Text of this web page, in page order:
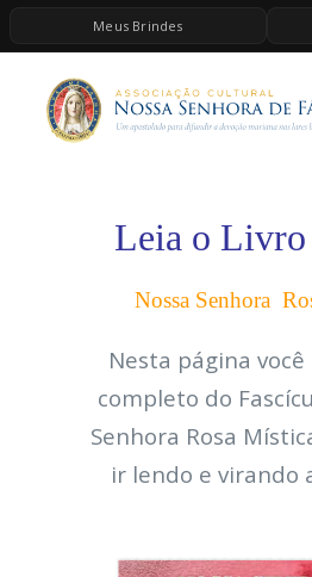
Meus Brindes
HOME
A ASSOCIAÇÃO
ESPIRITUALIDADE
QUERO DOAR
Leia o
Nossa Senhora
Nesta página
completo do
Senhora Rosa
ir lendo e virando